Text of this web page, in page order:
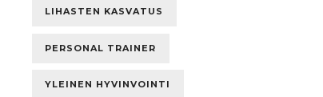
LIHASTEN KASVATUS
PERSONAL TRAINER
YLEINEN HYVINVOINTI